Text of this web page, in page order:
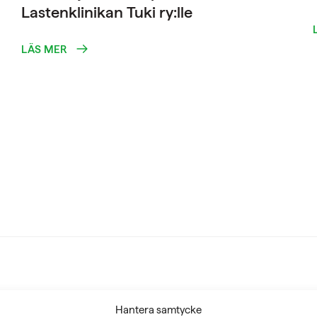
Hantera samtycke
Lastenklinikan Tuki ry:lle
LÄS MER